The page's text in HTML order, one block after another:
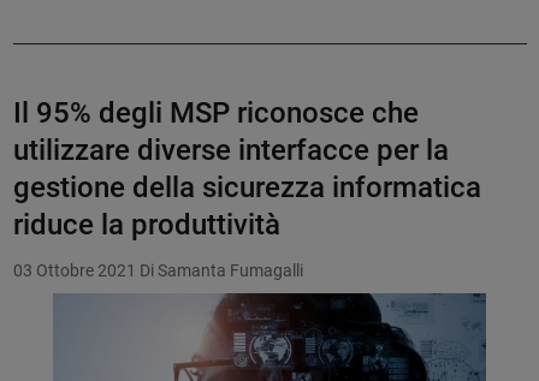
Il 95% degli MSP riconosce che
utilizzare diverse interfacce per la
gestione della sicurezza informatica
riduce la produttività
03 Ottobre 2021 Di Samanta Fumagalli